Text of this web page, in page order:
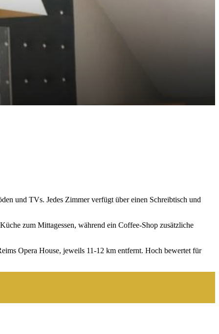
und TVs. Jedes Zimmer verfügt über einen Schreibtisch und
zum Mittagessen, während ein Coffee-Shop zusätzliche
Opera House, jeweils 11-12 km entfernt. Hoch bewertet für